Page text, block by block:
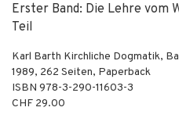
Erster Band: Die Lehre vom
Teil
Karl Barth Kirchliche Dogmatik,
1989, 262 Seiten, Paperback
ISBN 978-3-290-11603-3
CHF 29.00